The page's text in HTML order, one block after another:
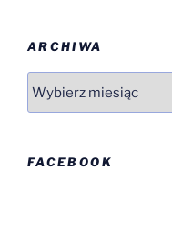
ARCHIWA
FACEBOOK